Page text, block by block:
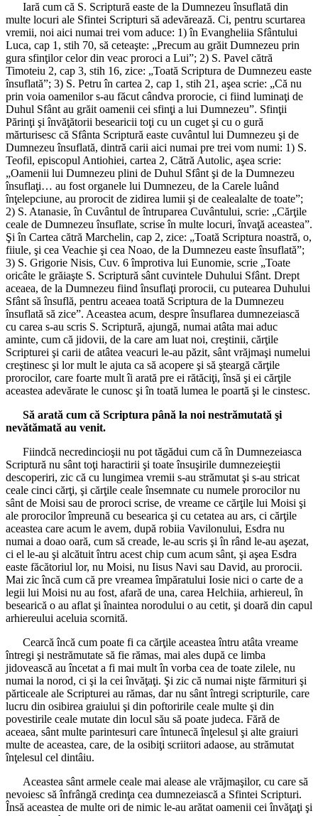
Iară cum că S. Scriptură easte de la Dumnezeu însuflată din
multe locuri ale Sfintei Scripturi să adevărează. Ci, pentru scurtarea
vremii, noi aici numai trei vom aduce: 1) în Evangheliia Sfântului
Luca, cap 1, stih 70, să ceteaşte: „Precum au grăit Dumnezeu prin
gura sfinţilor celor din veac proroci a Lui”; 2) S. Pavel cătră
Timoteiu 2, cap 3, stih 16, zice: „Toată Scriptura de Dumnezeu easte
însuflată”; 3) S. Petru în cartea 2, cap 1, stih 21, aşea scrie: „Că nu
prin voia oamenilor s-au făcut cândva prorocie, ci fiind luminaţi de
Duhul Sfânt au grăit oamenii cei sfinţi a lui Dumnezeu”. Sfinţii
Părinţi şi învăţătorii besearicii toţi cu un cuget şi cu o gură
mărturisesc că Sfânta Scriptură easte cuvântul lui Dumnezeu şi de
Dumnezeu însuflată, dintră carii aici numai pre trei vom numi: 1) S.
Teofil, episcopul Antiohiei, cartea 2, Cătră Autolic, aşea scrie:
„Oamenii lui Dumnezeu plini de Duhul Sfânt şi de la Dumnezeu
însuflaţi… au fost organele lui Dumnezeu, de la Carele luând
înţelepciune, au prorocit de zidirea lumii şi de cealealalte de toate”;
2) S. Atanasie, în Cuvântul de întruparea Cuvântului, scrie: „Cărţile
ceale de Dumnezeu însuflate, scrise în multe locuri, învaţă aceastea”.
Şi în Cartea cătră Marchelin, cap 2, zice: „Toată Scriptura noastră, o,
fiiule, şi cea Veachie şi cea Noao, de la Dumnezeu easte însuflată”;
3) S. Grigorie Nisis, Cuv. 6 împrotiva lui Eunomie, scrie „Toate
oricâte le grăiaşte S. Scriptură sânt cuvintele Duhului Sfânt. Drept
aceaea, de la Dumnezeu fiind însuflaţi prorocii, cu putearea Duhului
Sfânt să însuflă, pentru aceaea toată Scriptura de la Dumnezeu
însuflată să zice”. Aceastea acum, despre însuflarea dumnezeiască
cu carea s-au scris S. Scriptură, ajungă, numai atâta mai aduc
aminte, cum că jidovii, de la care am luat noi, creştinii, cărţile
Scripturei şi carii de atâtea veacuri le-au păzit, sânt vrăjmaşi numelui
creştinesc şi lor mult le ajuta ca să acopere şi să şteargă cărţile
prorocilor, care foarte mult îi arată pre ei rătăciţi, însă şi ei cărţile
aceastea adevărate le cunosc şi în toată lumea le poartă şi le cinstesc.
Să arată cum că Scriptura până la noi nestrămutată şi
nevătămată au venit.
Fiindcă necredincioşii nu pot tăgădui cum că în Dumnezeiasca
Scriptură nu sânt toţi haractirii şi toate însuşirile dumnezeieştii
descoperiri, zic că cu lungimea vremii s-au strămutat şi s-au stricat
ceale cinci cărţi, şi cărţile ceale însemnate cu numele prorocilor nu
sânt de Moisi sau de proroci scrise, de vreame ce cărţile lui Moisi şi
ale prorocilor împreună cu besearica şi cu cetatea au ars, ci cărţile
aceastea care acum le avem, după robiia Vavilonului, Esdra nu
numai a doao oară, cum să creade, le-au scris şi în rând le-au aşezat,
ci el le-au şi alcătuit întru acest chip cum acum sânt, şi aşea Esdra
easte făcătoriul lor, nu Moisi, nu Iisus Navi sau David, au prorocii.
Mai zic încă cum că pre vreamea împăratului Iosie nici o carte de a
legii lui Moisi nu au fost, afară de una, carea Helchiia, arhiereul, în
besearică o au aflat şi înaintea norodului o au cetit, şi doară din capul
arhiereului aceluia scornită.
Cearcă încă cum poate fi ca cărţile aceastea întru atâta vreame
întregi şi nestrămutate să fie rămas, mai ales după ce limba
jidovească au încetat a fi mai mult în vorba cea de toate zilele, nu
numai la norod, ci şi la cei învăţaţi. Şi zic că numai nişte fărmituri şi
părticeale ale Scripturei au rămas, dar nu sânt întregi scripturile, care
lucru din osibirea graiului şi din poftoririle ceale multe şi din
povestirile ceale mutate din locul său să poate judeca. Fără de
aceaea, sânt multe parintesuri care întunecă înţelesul şi alte graiuri
multe de aceastea, care, de la osibiţi scriitori adaose, au strămutat
înţelesul cel dintâiu.
Aceastea sânt armele ceale mai alease ale vrăjmaşilor, cu care să
nevoiesc să înfrângă credinţa cea dumnezeiască a Sfintei Scripturi.
Însă aceastea de multe ori de nimic le-au arătat oamenii cei învăţaţi şi